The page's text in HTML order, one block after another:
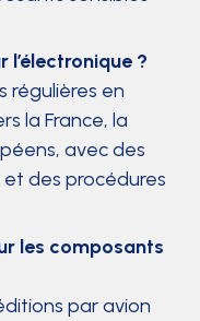
?
régulières en
la France, la
avec des
des procédures
les composants
par avion